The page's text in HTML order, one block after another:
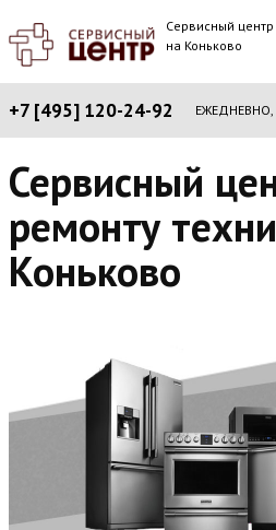
Сервисный
на Коньково
+7 [495] 120-24-92 ЕЖЕДНЕВНО,
Сервисный
ремонту
Коньково